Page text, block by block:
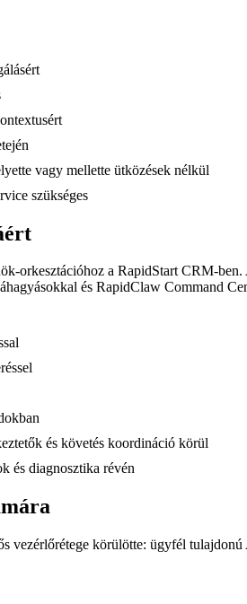
vagy mellette ütközések nélkül
szükséges
orkesztációhoz a RapidStart CRM-
és RapidClaw Command
és követés koordináció körül
és diagnosztika révén
körülötte: ügyfél